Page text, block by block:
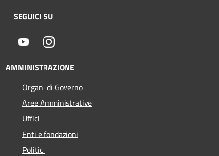
SEGUICI SU
YoutubeInstagram
AMMINISTRAZIONE
Organi di Governo
Aree Amministrative
Uffici
Enti e fondazioni
Politici